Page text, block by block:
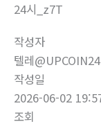
24시_z7T
작성자
텔레@UPCOIN24
작성일
2026-06-02
조회